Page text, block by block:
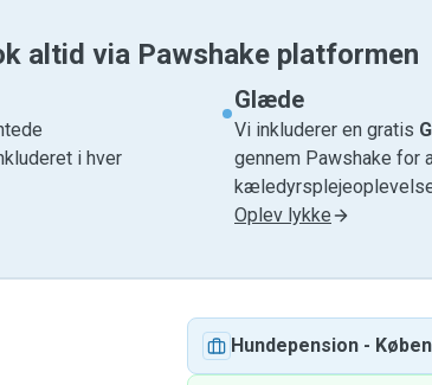
altid via Pawshake platformen
i hver
Glæde
Vi inkluderer en gratis
gennem Pawshake for
Oplev lykke
Hundepension -